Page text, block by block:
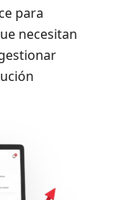
para
necesitan